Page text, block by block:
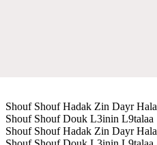
Shouf Shouf Hadak Zin Dayr Hala
Shouf Shouf Douk L3inin L9talaa
Shouf Shouf Hadak Zin Dayr Hala